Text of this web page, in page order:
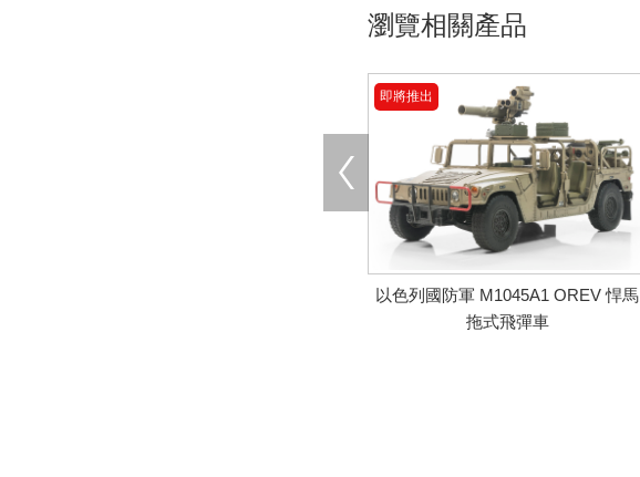
瀏覽相關產品
即將推出
以色列國防軍 M1045A1 OREV 悍馬
拖式飛彈車